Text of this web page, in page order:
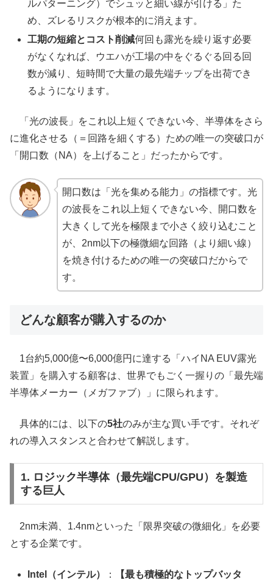
ルパターニング）でシュッと細い線が引ける」た
め、ズレるリスクが根本的に消えます。
工期の短縮とコスト削減何回も露光を繰り返す必要
がなくなれば、ウエハが工場の中をぐるぐる回る回
数が減り、短時間で大量の最先端チップを出荷でき
るようになります。
「光の波長」をこれ以上短くできない今、半導体をさら
に進化させる（＝回路を細くする）ための唯一の突破口が
「開口数（NA）を上げること」だったからです。
開口数は「光を集める能力」の指標です。光
の波長をこれ以上短くできない今、開口数を
大きくして光を極限まで小さく絞り込むこと
が、2nm以下の極微細な回路（より細い線）
を焼き付けるための唯一の突破口だからで
す。
どんな顧客が購入するのか
1台約5,000億〜6,000億円に達する「ハイNA EUV露光
装置」を購入する顧客は、世界でもごく一握りの「最先端
半導体メーカー（メガファブ）」に限られます。
具体的には、以下の5社のみが主な買い手です。それぞ
れの導入スタンスと合わせて解説します。
1. ロジック半導体（最先端CPU/GPU）を製造
する巨人
2nm未満、1.4nmといった「限界突破の微細化」を必要
とする企業です。
Intel（インテル） ：
【最も積極的なトップバッタ